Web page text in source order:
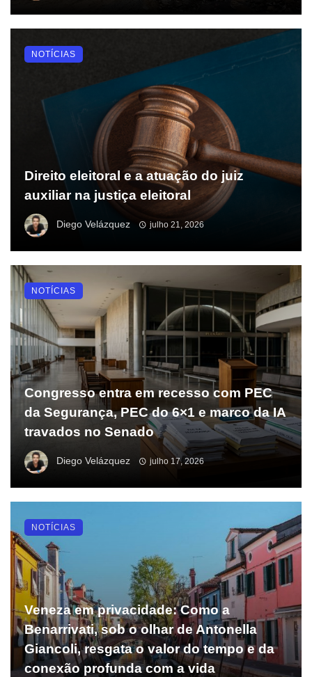
Direito eleitoral e a atuação do juiz
auxiliar na justiça eleitoral
Diego Velázquez julho 21, 2026
NOTÍCIAS
Congresso entra em recesso com PEC
da Segurança, PEC do 6×1 e marco da IA
travados no Senado
Diego Velázquez julho 17, 2026
NOTÍCIAS
Veneza em privacidade: Como a
Benarrivati, sob o olhar de Antonella
Giancoli, resgata o valor do tempo e da
conexão profunda com a vida
NOTÍCIAS